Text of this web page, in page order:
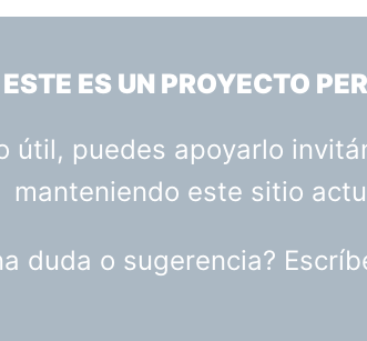
ESTE ES UN PROYECTO
útil, puedes apoyarlo
manteniendo este sitio
duda o sugerencia?